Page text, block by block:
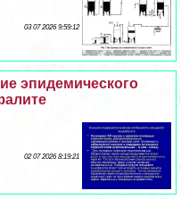
03 07 2026 9:59:12
эпидемического
02 07 2026 8:19:21